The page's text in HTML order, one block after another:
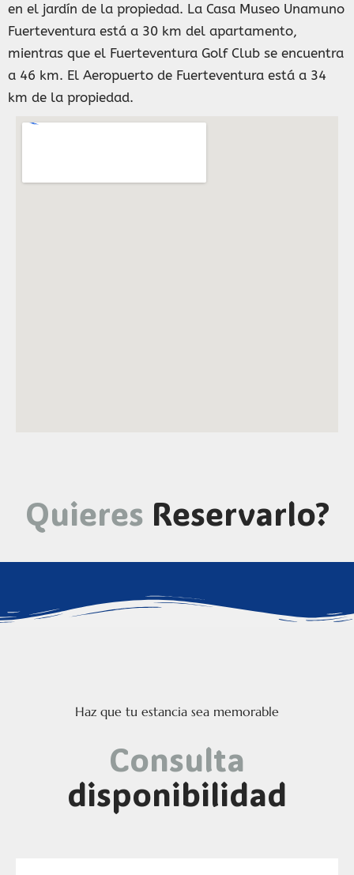
en el jardín de la propiedad. La Casa Museo Unamuno
Fuerteventura está a 30 km del apartamento,
mientras que el Fuerteventura Golf Club se encuentra
a 46 km. El Aeropuerto de Fuerteventura está a 34
km de la propiedad.
Quieres Reservarlo?
Haz que tu estancia sea memorable
Consulta
disponibilidad